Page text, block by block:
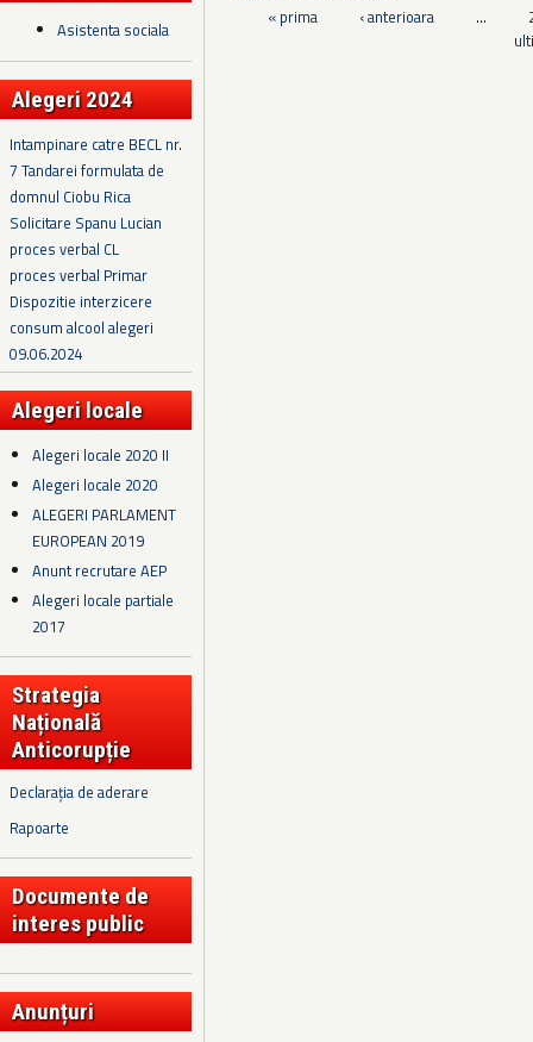
Asistenta sociala
Alegeri 2024
Intampinare catre BECL nr.
7 Tandarei formulata de
domnul Ciobu Rica
Solicitare Spanu Lucian
proces verbal CL
proces verbal Primar
Dispozitie interzicere
consum alcool alegeri
09.06.2024
Alegeri locale
Alegeri locale 2020 II
Alegeri locale 2020
ALEGERI PARLAMENT
EUROPEAN 2019
Anunt recrutare AEP
Alegeri locale partiale
2017
Strategia
Națională
Anticorupție
Declarația de aderare
Rapoarte
Documente de
interes public
Anunțuri
Pagini
« prima ‹ anterioara …